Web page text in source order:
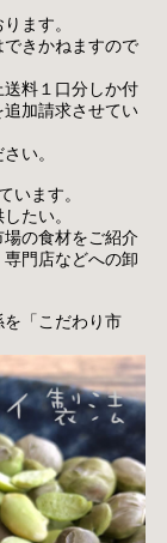
ます。
きかねますので
料１口分しか付
加請求させてい
い。
います。
たい。
の食材をご紹介
門店などへの卸
「こだわり市